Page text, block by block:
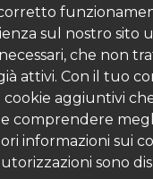
sul nostro sito
che non
attivi. Con il tuo
aggiuntivi
e comprendere
informazioni sui
sono
Accedi
| tutti i diritti riservati.
d.o.o.